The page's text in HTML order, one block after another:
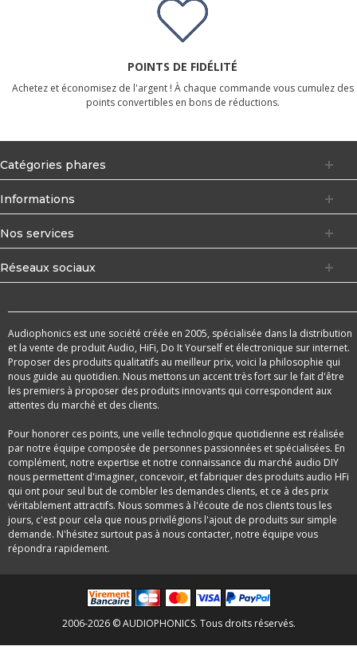
POINTS DE FIDÉLITÉ
Achetez et économisez de l'argent ! À chaque commande vous cumulez des
points convertibles en bons de réductions.
Catégories phares
Informations
Nos services
Réseaux sociaux
Audiophonics est une société créée en 2005, spécialisée dans la distribution
et la vente de produit Audio, HiFi, Do It Yourself et électronique sur internet.
Proposer des produits qualitatifs au meilleur prix, voici la philosophie qui
nous guide au quotidien. Nous mettons un accent très fort sur le fait d'être
les premiers à proposer des produits innovants qui correspondent aux
attentes du marché et des clients.
Pour honorer ces points, une veille technologique quotidienne est réalisée
par notre équipe composée de personnes passionnées et spécialisées. En
complément, notre expertise et notre connaissance du marché audio DIY
nous permettent d'imaginer, concevoir, et fabriquer des produits audio HFi
qui ont pour seul but de combler les demandes clients, et ce à des prix
véritablement attractifs. Nous sommes à l'écoute de nos clients tous les
jours, c'est pour cela que nous privilégions l'ajout de produits sur simple
demande. N'hésitez surtout pas à nous contacter, notre équipe vous
répondra rapidement.
2006-2026 © AUDIOPHONICS. Tous droits réservés.